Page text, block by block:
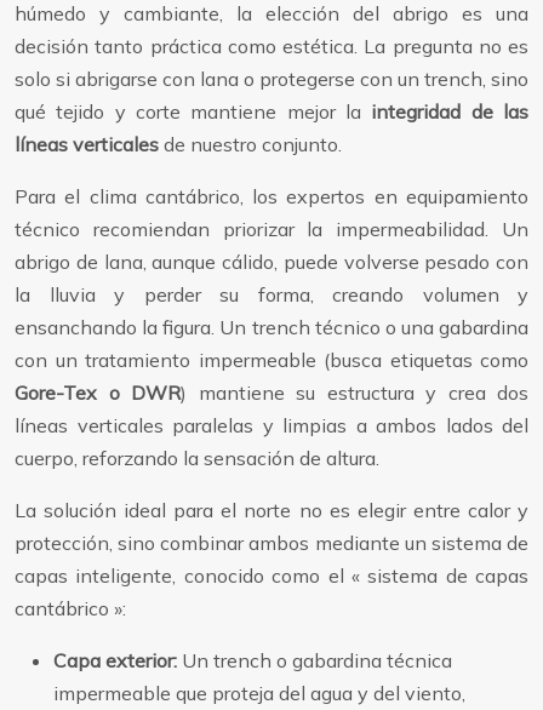
húmedo y cambiante, la elección del abrigo es una
decisión tanto práctica como estética. La pregunta no es
solo si abrigarse con lana o protegerse con un trench, sino
qué tejido y corte mantiene mejor la integridad de las
líneas verticales de nuestro conjunto.
Para el clima cantábrico, los expertos en equipamiento
técnico recomiendan priorizar la impermeabilidad. Un
abrigo de lana, aunque cálido, puede volverse pesado con
la lluvia y perder su forma, creando volumen y
ensanchando la figura. Un trench técnico o una gabardina
con un tratamiento impermeable (busca etiquetas como
Gore-Tex o DWR) mantiene su estructura y crea dos
líneas verticales paralelas y limpias a ambos lados del
cuerpo, reforzando la sensación de altura.
La solución ideal para el norte no es elegir entre calor y
protección, sino combinar ambos mediante un sistema de
capas inteligente, conocido como el « sistema de capas
cantábrico »:
Capa exterior: Un trench o gabardina técnica
impermeable que proteja del agua y del viento,